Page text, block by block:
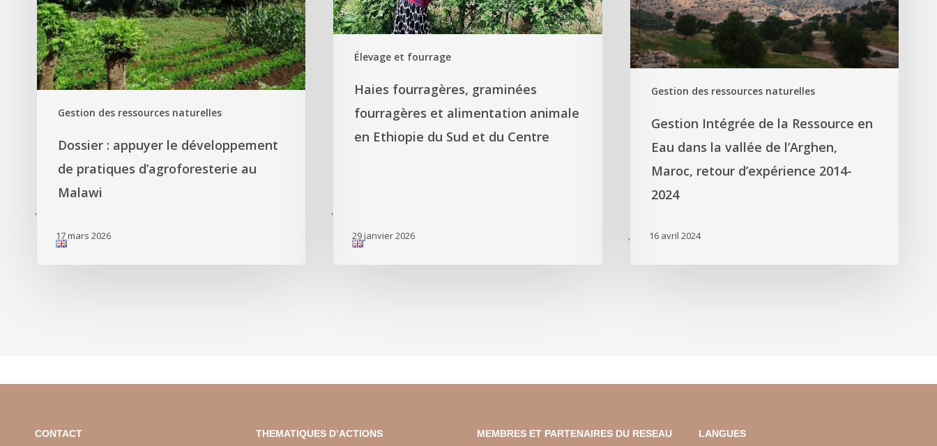
'
Gestion des ressources naturelles
Dossier : appuyer le développement
de pratiques d’agroforesterie au
Malawi
17 mars 2026
'
Élevage et fourrage
Haies fourragères, graminées
fourragères et alimentation animale
en Ethiopie du Sud et du Centre
29 janvier 2026 '
Gestion des ressources naturelles
Gestion Intégrée de la Ressource en
Eau dans la vallée de l’Arghen,
Maroc, retour d’expérience 2014-
2024
16 avril 2024
CONTACT THEMATIQUES D’ACTIONS MEMBRES ET PARTENAIRES DU RESEAU LANGUES